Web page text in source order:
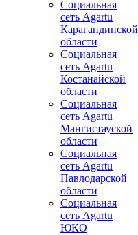
Социальная
сеть Agartu
Карагандинской
области
Социальная
сеть Agartu
Костанайской
области
Социальная
сеть Agartu
Мангистауской
области
Социальная
сеть Agartu
Павлодарской
области
Социальная
сеть Agartu
ЮКО